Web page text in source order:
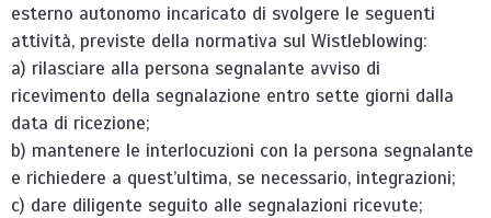
esterno autonomo incaricato di svolgere le seguenti
attività, previste della normativa sul Wistleblowing:
a) rilasciare alla persona segnalante avviso di
ricevimento della segnalazione entro sette giorni dalla
data di ricezione;
b) mantenere le interlocuzioni con la persona segnalante
e richiedere a quest’ultima, se necessario, integrazioni;
c) dare diligente seguito alle segnalazioni ricevute;